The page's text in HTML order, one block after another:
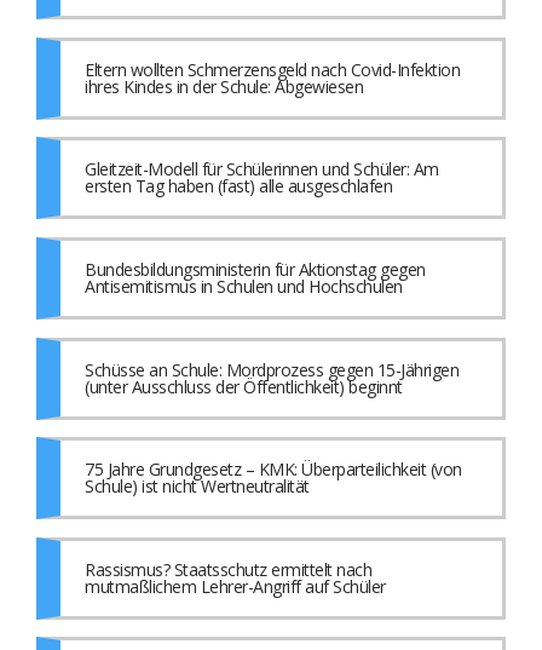
Eltern wollten Schmerzensgeld nach Covid-Infektion
ihres Kindes in der Schule: Abgewiesen
Gleitzeit-Modell für Schülerinnen und Schüler: Am
ersten Tag haben (fast) alle ausgeschlafen
Bundesbildungsministerin für Aktionstag gegen
Antisemitismus in Schulen und Hochschulen
Schüsse an Schule: Mordprozess gegen 15-Jährigen
(unter Ausschluss der Öffentlichkeit) beginnt
75 Jahre Grundgesetz – KMK: Überparteilichkeit (von
Schule) ist nicht Wertneutralität
Rassismus? Staatsschutz ermittelt nach
mutmaßlichem Lehrer-Angriff auf Schüler